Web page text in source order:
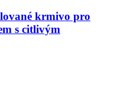
krmivo pro
s citlivým